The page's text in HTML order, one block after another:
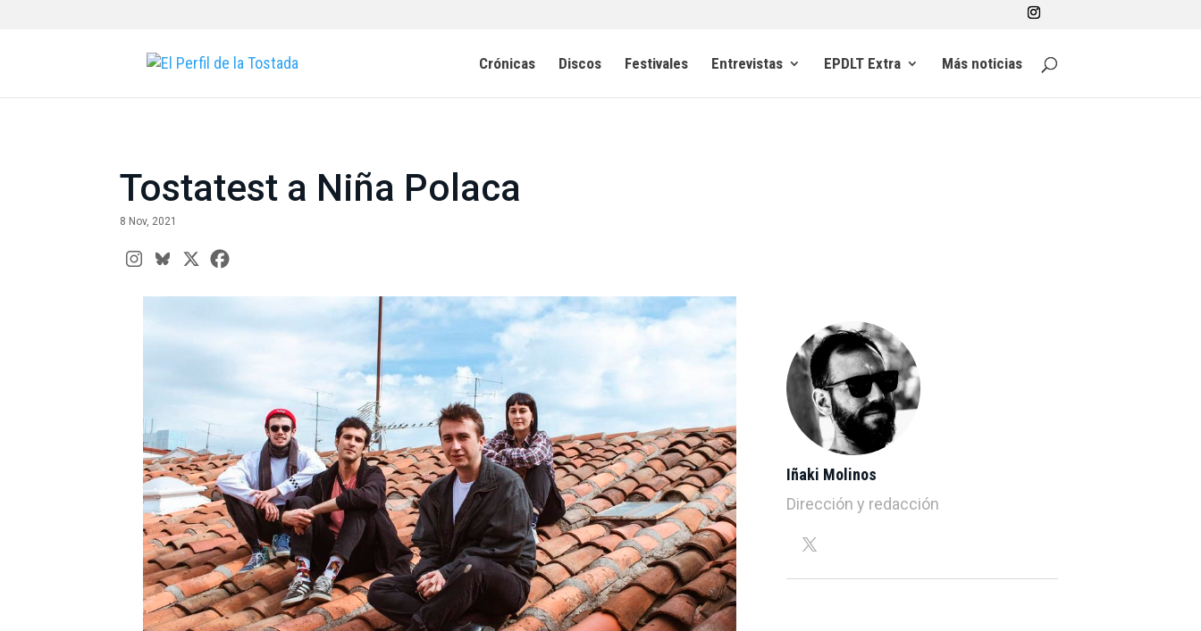
Crónicas Discos Festivales Entrevistas EPDLT Extra Más noticias
Tostatest a Niña Polaca
8 Nov, 2021
Iñaki Molinos
Dirección y redacción